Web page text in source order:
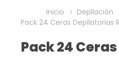
Inicio Depilación
Pack 24 Ceras Depilatorias
Pack 24